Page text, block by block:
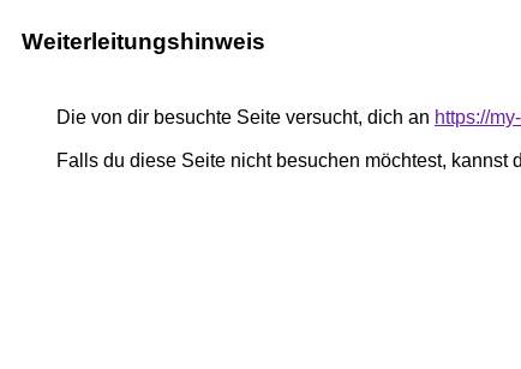
Weiterleitungshinweis
Die von dir besuchte Seite versucht, dich an https://
Falls du diese Seite nicht besuchen möchtest, kannst